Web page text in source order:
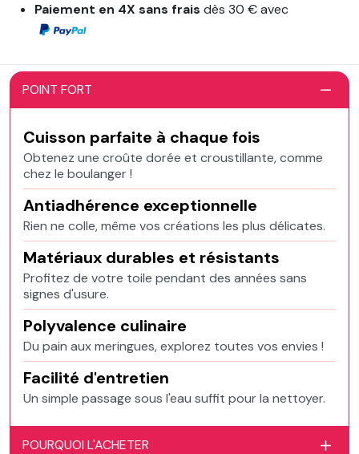
Paiement en 4X sans fraisdès 30 € avec
POINT FORT
Cuisson parfaite à chaque fois
Obtenez une croûte dorée et croustillante, comme
chez le boulanger !
Antiadhérence exceptionnelle
Rien ne colle, même vos créations les plus délicates.
Matériaux durables et résistants
Profitez de votre toile pendant des années sans
signes d'usure.
Polyvalence culinaire
Du pain aux meringues, explorez toutes vos envies !
Facilité d'entretien
Un simple passage sous l'eau suffit pour la nettoyer.
POURQUOI L'ACHETER